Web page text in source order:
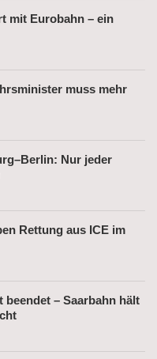
mit Eurobahn – ein
muss mehr
Nur jeder
Rettung aus ICE im
beendet – Saarbahn hält